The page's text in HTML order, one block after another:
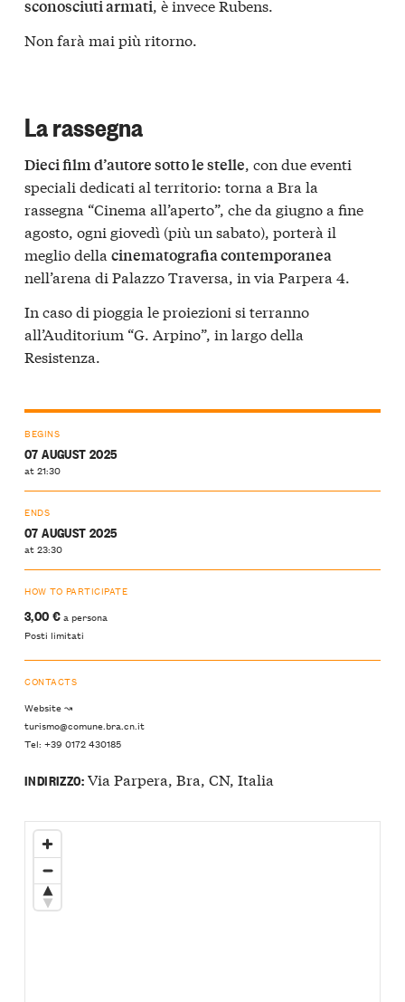
sconosciuti armati, è invece Rubens.
Non farà mai più ritorno.
La rassegna
Dieci film d’autore sotto le stelle, con due eventi
speciali dedicati al territorio: torna a Bra la
rassegna “Cinema all’aperto”, che da giugno a fine
agosto, ogni giovedì (più un sabato), porterà il
meglio della cinematografia contemporanea
nell’arena di Palazzo Traversa, in via Parpera 4.
In caso di pioggia le proiezioni si terranno
all’Auditorium “G. Arpino”, in largo della
Resistenza.
BEGINS
07 AUGUST 2025
at 21:30
ENDS
07 AUGUST 2025
at 23:30
HOW TO PARTICIPATE
3,00 €a persona
Posti limitati
CONTACTS
Website ↝
turismo@comune.bra.cn.it
Tel: +39 0172 430185
INDIRIZZO:Via Parpera, Bra, CN, Italia